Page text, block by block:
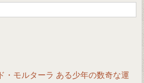
・モルターラ ある少年の数奇な運